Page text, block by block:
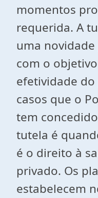
momentos
requerida. A
uma
com o
efetividade do
casos que o
tem
tutela é
é o direito à
privado. Os
estabelecem